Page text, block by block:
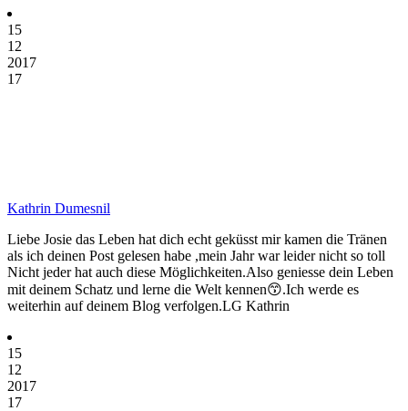
15
12
2017
17
Kathrin Dumesnil
Liebe Josie das Leben hat dich echt geküsst mir kamen die Tränen
als ich deinen Post gelesen habe ,mein Jahr war leider nicht so toll
Nicht jeder hat auch diese Möglichkeiten.Also geniesse dein Leben
mit deinem Schatz und lerne die Welt kennen😙.Ich werde es
weiterhin auf deinem Blog verfolgen.LG Kathrin
15
12
2017
17